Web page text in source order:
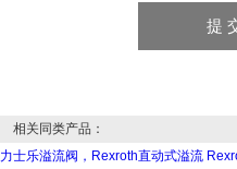
相关同类产品：
力士乐溢流阀，Rexroth直动式溢流